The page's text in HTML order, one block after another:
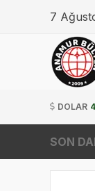
7
DOLAR
SON